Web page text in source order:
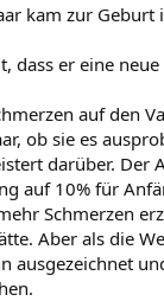
kam zur Geburt
dass er eine
auf den
ob sie es
darüber. Der
auf 10% für
Schmerzen
Aber als die
ausgezeichnet